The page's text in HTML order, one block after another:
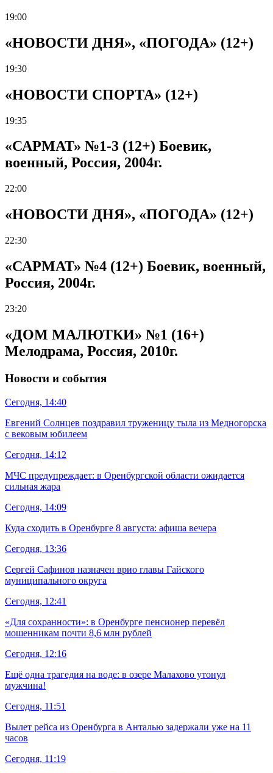
19:00
«НОВОСТИ ДНЯ», «ПОГОДА» (12+)
19:30
«НОВОСТИ СПОРТА» (12+)
19:35
«САРМАТ» №1-3 (12+) Боевик,
военный, Россия, 2004г.
22:00
«НОВОСТИ ДНЯ», «ПОГОДА» (12+)
22:30
«САРМАТ» №4 (12+) Боевик, военный,
Россия, 2004г.
23:20
«ДОМ МАЛЮТКИ» №1 (16+)
Мелодрама, Россия, 2010г.
Новости и события
Сегодня, 14:40
Евгений Солнцев поздравил труженицу тыла из Медногорска
с вековым юбилеем
Сегодня, 14:12
МЧС предупреждает: в Оренбургской области ожидается
сильная жара
Сегодня, 14:09
Куда сходить в Оренбурге 8 августа: афиша вечера
Сегодня, 13:36
Сергей Сафинов назначен врио главы Гайского
муниципального округа
Сегодня, 12:41
«Для сохранности»: в Оренбурге пенсионер перевёл
мошенникам почти 8,6 млн рублей
Сегодня, 12:16
Ещё одна трагедия на воде: в озере Малахово утонул
мужчина!
Сегодня, 11:51
Вылет рейса из Оренбурга в Анталью задержали уже на 11
часов
Сегодня, 11:19